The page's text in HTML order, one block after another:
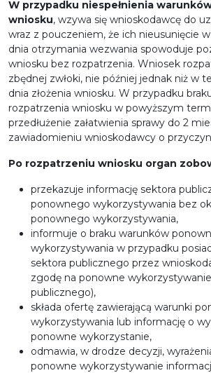
W przypadku niespełnienia
wniosku, wzywa się wnioskodawcę do
wraz z pouczeniem, że ich nieusunięcie
dnia otrzymania wezwania spowoduje
wniosku bez rozpatrzenia. Wniosek
zbędnej zwłoki, nie później jednak niż w
dnia złożenia wniosku. W przypadku
rozpatrzenia wniosku w powyższym
przedłużenie załatwienia sprawy do 2
zawiadomieniu wnioskodawcy o
Po rozpatrzeniu wniosku organ
przekazuje informację sektora
ponownego wykorzystywania bez
ponownego wykorzystywania,
informuje o braku warunków
wykorzystywania w przypadku
sektora publicznego przez
zgodę na ponowne
publicznego),
składa ofertę zawierającą warunki
wykorzystywania lub informację o
ponowne wykorzystanie,
odmawia, w drodze decyzji,
ponowne wykorzystywanie